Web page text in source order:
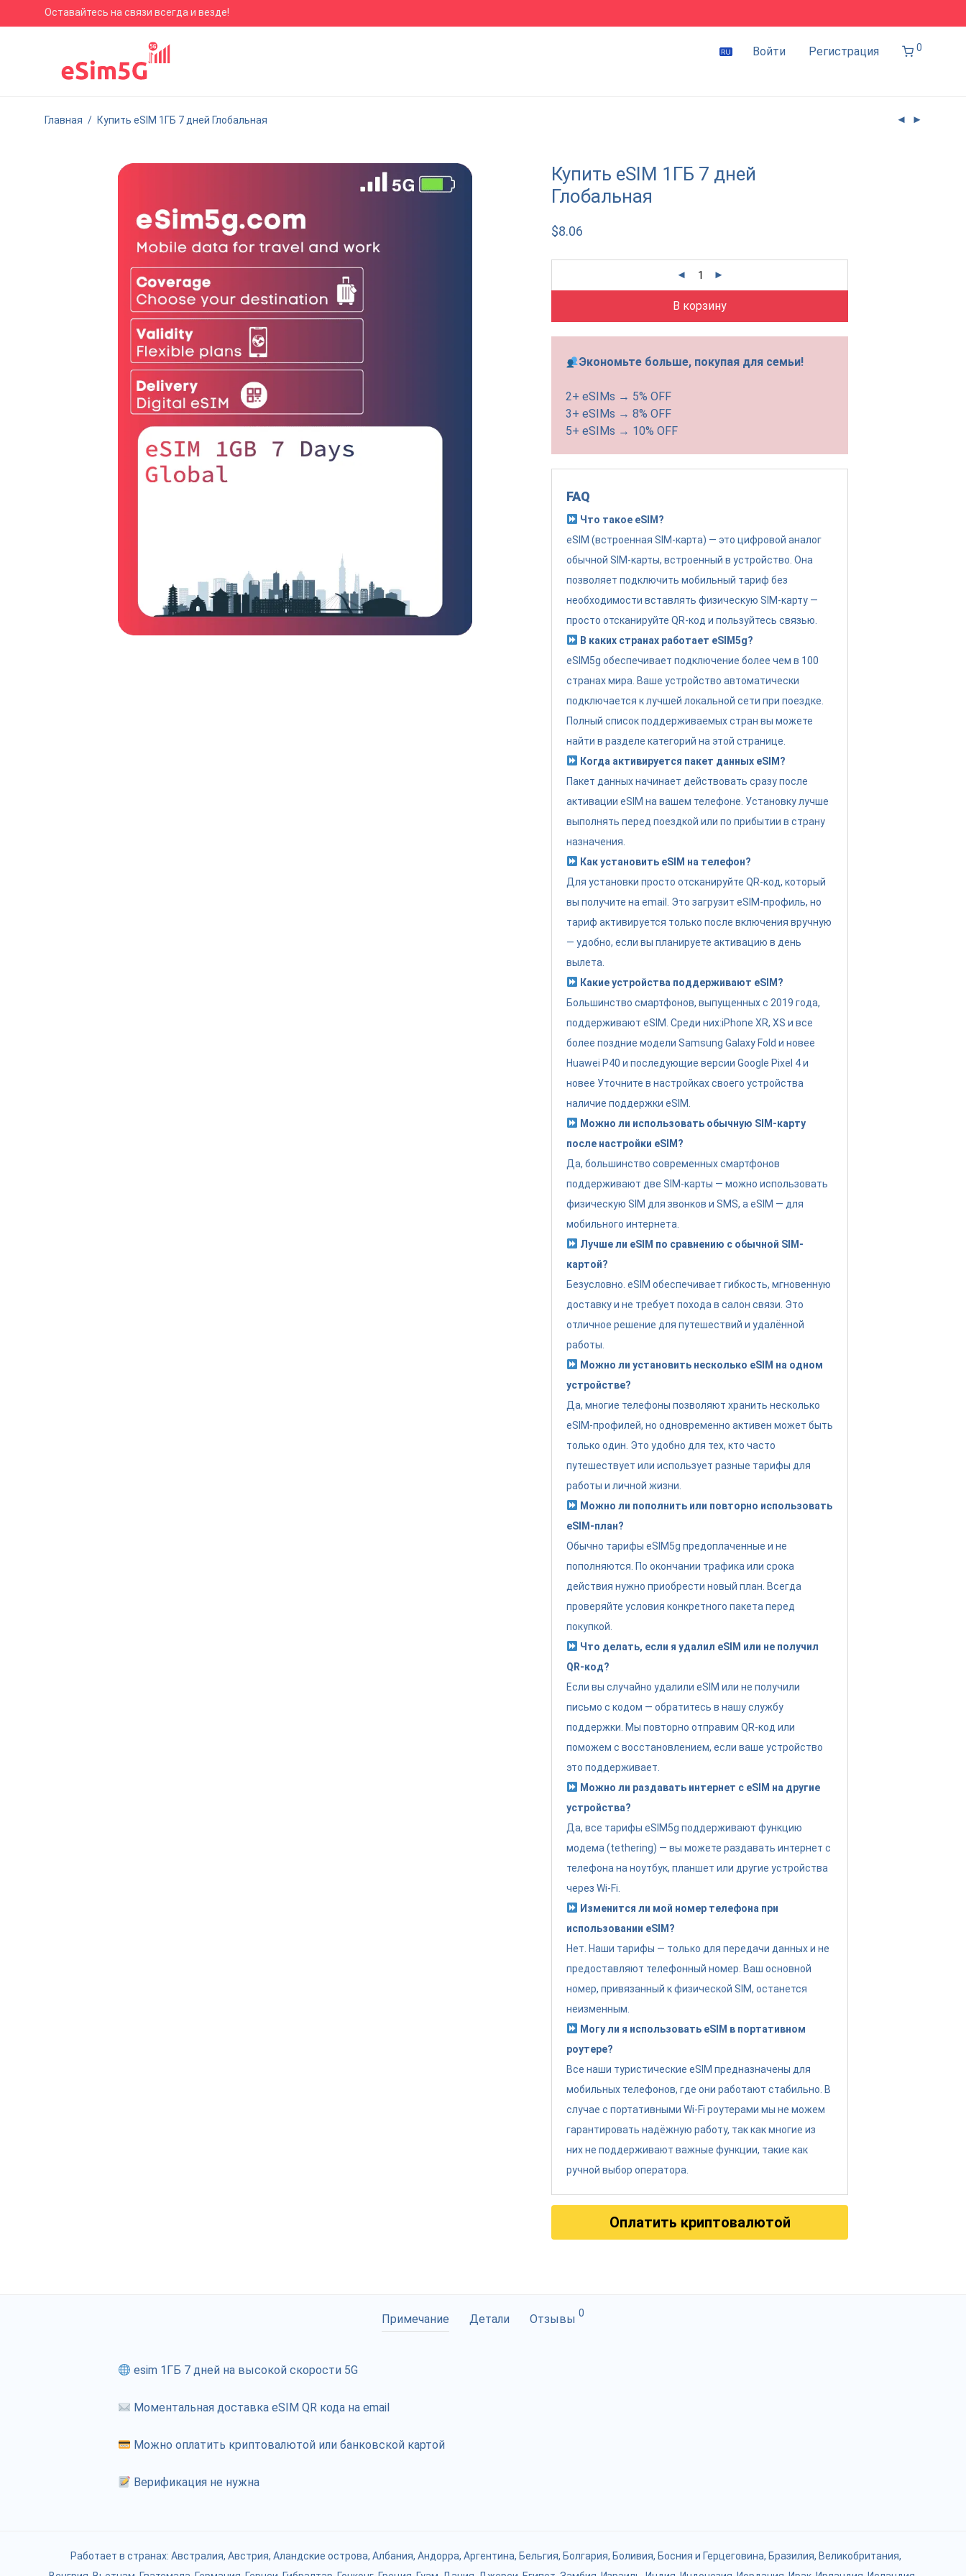
Оставайтесь на связи всегда и везде!
Войти Регистрация 0
Главная / Купить eSIM 1ГБ 7 дней Глобальная
Купить eSIM 1ГБ 7 дней
Глобальная
$8.06
В корзину
Экономьте больше, покупая для семьи!
2+ eSIMs → 5% OFF
3+ eSIMs → 8% OFF
5+ eSIMs → 10% OFF
FAQ
Что такое eSIM?
eSIM (встроенная SIM-карта) — это цифровой аналог
обычной SIM-карты, встроенный в устройство. Она
позволяет подключить мобильный тариф без
необходимости вставлять физическую SIM-карту —
просто отсканируйте QR-код и пользуйтесь связью.
В каких странах работает eSIM5g?
eSIM5g обеспечивает подключение более чем в 100
странах мира. Ваше устройство автоматически
подключается к лучшей локальной сети при поездке.
Полный список поддерживаемых стран вы можете
найти в разделе категорий на этой странице.
Когда активируется пакет данных eSIM?
Пакет данных начинает действовать сразу после
активации eSIM на вашем телефоне. Установку лучше
выполнять перед поездкой или по прибытии в страну
назначения.
Как установить eSIM на телефон?
Для установки просто отсканируйте QR-код, который
вы получите на email. Это загрузит eSIM-профиль, но
тариф активируется только после включения вручную
— удобно, если вы планируете активацию в день
вылета.
Какие устройства поддерживают eSIM?
Большинство смартфонов, выпущенных с 2019 года,
поддерживают eSIM. Среди них:iPhone XR, XS и все
более поздние модели Samsung Galaxy Fold и новее
Huawei P40 и последующие версии Google Pixel 4 и
новее Уточните в настройках своего устройства
наличие поддержки eSIM.
Можно ли использовать обычную SIM-карту
после настройки eSIM?
Да, большинство современных смартфонов
поддерживают две SIM-карты — можно использовать
физическую SIM для звонков и SMS, а eSIM — для
мобильного интернета.
Лучше ли eSIM по сравнению с обычной SIM-
картой?
Безусловно. eSIM обеспечивает гибкость, мгновенную
доставку и не требует похода в салон связи. Это
отличное решение для путешествий и удалённой
работы.
Можно ли установить несколько eSIM на одном
устройстве?
Да, многие телефоны позволяют хранить несколько
eSIM-профилей, но одновременно активен может быть
только один. Это удобно для тех, кто часто
путешествует или использует разные тарифы для
работы и личной жизни.
Можно ли пополнить или повторно использовать
eSIM-план?
Обычно тарифы eSIM5g предоплаченные и не
пополняются. По окончании трафика или срока
действия нужно приобрести новый план. Всегда
проверяйте условия конкретного пакета перед
покупкой.
Что делать, если я удалил eSIM или не получил
QR-код?
Если вы случайно удалили eSIM или не получили
письмо с кодом — обратитесь в нашу службу
поддержки. Мы повторно отправим QR-код или
поможем с восстановлением, если ваше устройство
это поддерживает.
Можно ли раздавать интернет с eSIM на другие
устройства?
Да, все тарифы eSIM5g поддерживают функцию
модема (tethering) — вы можете раздавать интернет с
телефона на ноутбук, планшет или другие устройства
через Wi-Fi.
Изменится ли мой номер телефона при
использовании eSIM?
Нет. Наши тарифы — только для передачи данных и не
предоставляют телефонный номер. Ваш основной
номер, привязанный к физической SIM, останется
неизменным.
Могу ли я использовать eSIM в портативном
роутере?
Все наши туристические eSIM предназначены для
мобильных телефонов, где они работают стабильно. В
случае с портативными Wi-Fi роутерами мы не можем
гарантировать надёжную работу, так как многие из
них не поддерживают важные функции, такие как
ручной выбор оператора.
Оплатить криптовалютой
Примечание Детали Отзывы 0
esim 1ГБ 7 дней на высокой скорости 5G
Моментальная доставка eSIM QR кода на email
Можно оплатить криптовалютой или банковской картой
Верификация не нужна
Работает в странах: Австралия, Австрия, Аландские острова, Албания, Андорра, Аргентина, Бельгия, Болгария, Боливия, Босния и Герцеговина, Бразилия, Великобритания,